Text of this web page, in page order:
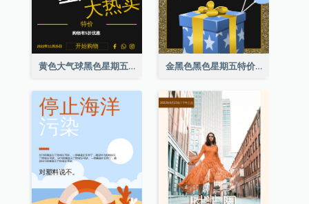
黄色大气球黑色星期五特价海报 金黑色黑色星期五特价海报